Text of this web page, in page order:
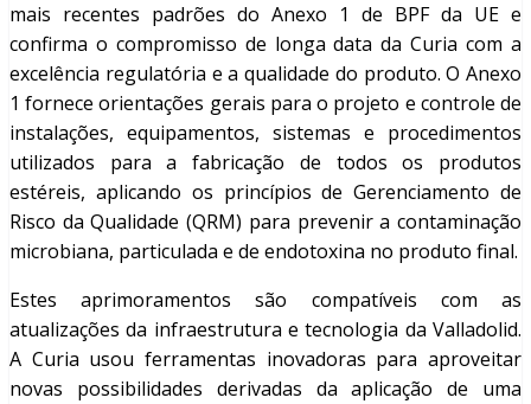
mais recentes padrões do Anexo 1 de BPF da UE e
confirma o compromisso de longa data da Curia com a
excelência regulatória e a qualidade do produto. O Anexo
1 fornece orientações gerais para o projeto e controle de
instalações, equipamentos, sistemas e procedimentos
utilizados para a fabricação de todos os produtos
estéreis, aplicando os princípios de Gerenciamento de
Risco da Qualidade (QRM) para prevenir a contaminação
microbiana, particulada e de endotoxina no produto final.
Estes aprimoramentos são compatíveis com as
atualizações da infraestrutura e tecnologia da Valladolid.
A Curia usou ferramentas inovadoras para aproveitar
novas possibilidades derivadas da aplicação de uma